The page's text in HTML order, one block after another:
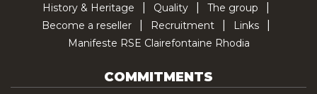
History & Heritage Quality
The group
Become a reseller
Recruitment
Links
Manifeste RSE Clairefontaine Rhodia
COMMITMENTS